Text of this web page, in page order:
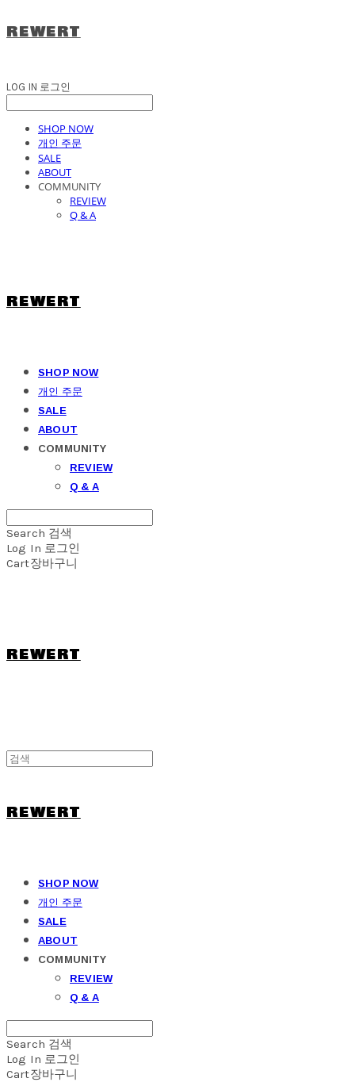
REWERT
LOG IN 로그인
SHOP NOW
개인 주문
SALE
ABOUT
COMMUNITY
REVIEW
Q & A
REWERT
SHOP NOW
개인 주문
SALE
ABOUT
COMMUNITY
REVIEW
Q & A
Search 검색
Log In 로그인
Cart장바구니
REWERT
REWERT
SHOP NOW
개인 주문
SALE
ABOUT
COMMUNITY
REVIEW
Q & A
Search 검색
Log In 로그인
Cart장바구니